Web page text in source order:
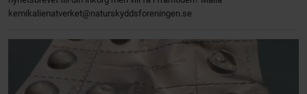
kemikalienatverket@naturskyddsforeningen.se